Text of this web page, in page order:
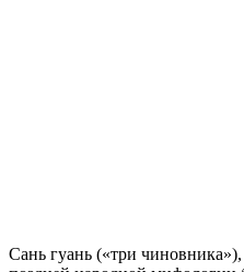
Сань гуань («три